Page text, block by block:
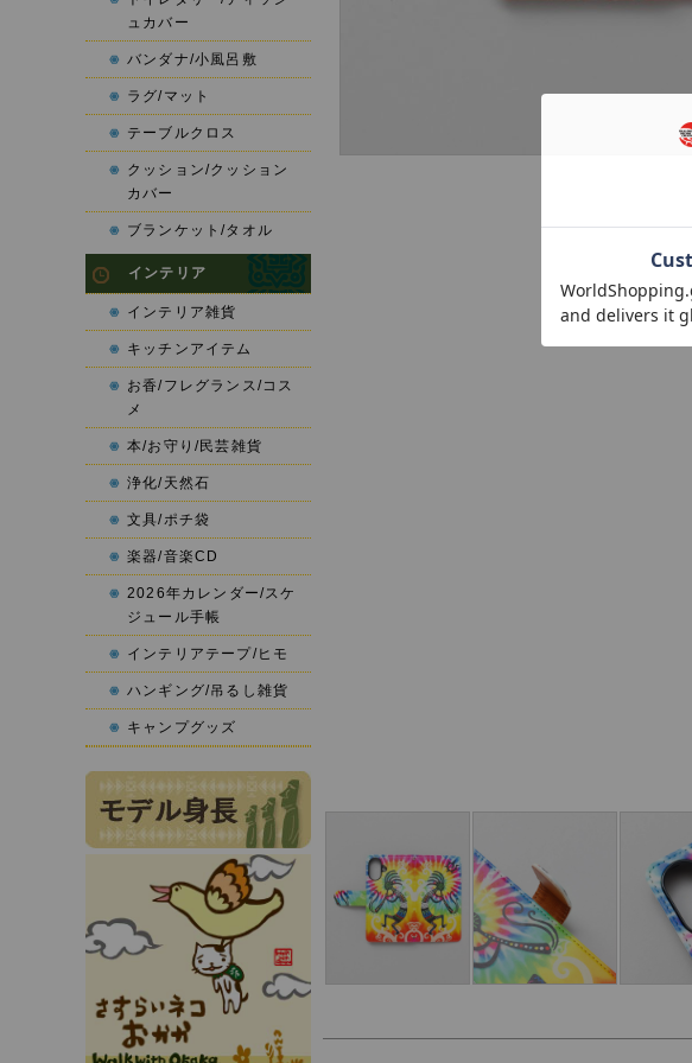
ュカバー
バンダナ/小風呂敷
ラグ/マット
テーブルクロス
クッション/クッション
カバー
ブランケット/タオル
インテリア
インテリア雑貨
キッチンアイテム
お香/フレグランス/コス
メ
本/お守り/民芸雑貨
浄化/天然石
文具/ポチ袋
楽器/音楽CD
2026年カレンダー/スケ
ジュール手帳
インテリアテープ/ヒモ
ハンギング/吊るし雑貨
キャンプグッズ